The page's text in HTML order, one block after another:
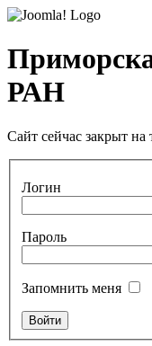
РАН
Сайт сейчас закрыт
Логин
Пароль
Запомнить меня